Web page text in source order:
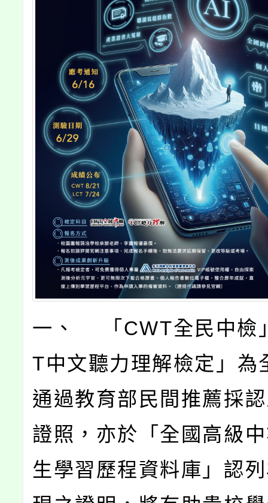
一、 「CWT全民中檢
T中文聽力理解檢定」為
通過教育部民間推薦採
證照，亦於「全國高級
生學習歷程資料庫」認